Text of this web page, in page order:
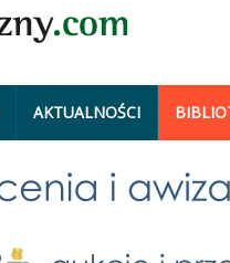
AKTUALNOŚCI